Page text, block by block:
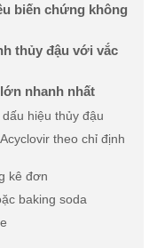
biến chứng không
thủy đậu với vắc
nhanh nhất
hiệu thủy đậu
theo chỉ định
kê đơn
baking soda